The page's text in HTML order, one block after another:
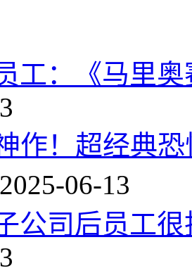
工：《马里
作！超经典
2025-06-13
公司后员工